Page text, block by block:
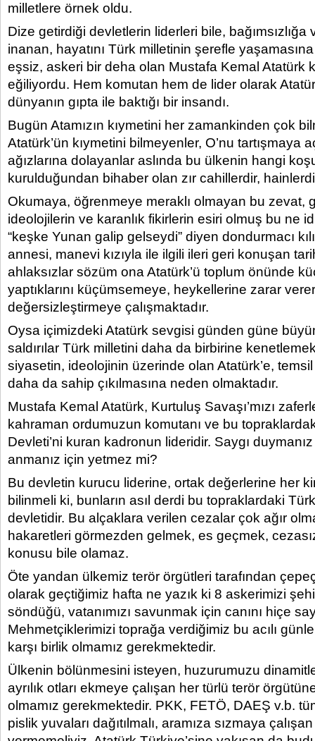
milletlere örnek oldu.
Dize getirdiği devletlerin liderleri bile, bağımsızlığa
inanan, hayatını Türk milletinin şerefle
eşsiz, askeri bir deha olan Mustafa Kemal Atatürk
eğiliyordu. Hem komutan hem de lider olarak
dünyanın gıpta ile baktığı bir insandı.
Bugün Atamızın kıymetini her zamankinden çok
Atatürk’ün kıymetini bilmeyenler, O’nu tartışmaya
ağızlarına dolayanlar aslında bu ülkenin hangi
kurulduğundan bihaber olan zır cahillerdir,
Okumaya, öğrenmeye meraklı olmayan bu zevat,
ideolojilerin ve karanlık fikirlerin esiri olmuş bu ne
“keşke Yunan galip gelseydi” diyen dondurmacı
annesi, manevi kızıyla ile ilgili ileri geri konuşan
ahlaksızlar sözüm ona Atatürk’ü toplum önünde
yaptıklarını küçümsemeye, heykellerine zarar
değersizleştirmeye çalışmaktadır.
Oysa içimizdeki Atatürk sevgisi günden güne
saldırılar Türk milletini daha da birbirine
siyasetin, ideolojinin üzerinde olan Atatürk’e,
daha da sahip çıkılmasına neden olmaktadır.
Mustafa Kemal Atatürk, Kurtuluş Savaşı’mızı
kahraman ordumuzun komutanı ve bu
Devleti’ni kuran kadronun lideridir. Saygı
anmanız için yetmez mi?
Bu devletin kurucu liderine, ortak değerlerine her
bilinmeli ki, bunların asıl derdi bu topraklardaki
devletidir. Bu alçaklara verilen cezalar çok ağır
hakaretleri görmezden gelmek, es geçmek,
konusu bile olamaz.
Öte yandan ülkemiz terör örgütleri tarafından
olarak geçtiğimiz hafta ne yazık ki 8 askerimizi
söndüğü, vatanımızı savunmak için canını hiçe
Mehmetçiklerimizi toprağa verdiğimiz bu acılı
karşı birlik olmamız gerekmektedir.
Ülkenin bölünmesini isteyen, huzurumuzu
ayrılık otları ekmeye çalışan her türlü terör
olmamız gerekmektedir. PKK, FETÖ, DAEŞ v.b.
pislik yuvaları dağıtılmalı, aramıza sızmaya